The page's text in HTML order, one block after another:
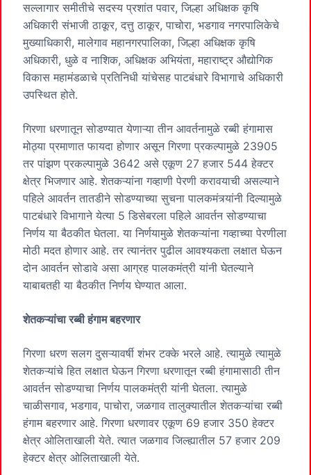
सल्लागार समीतीचे सदस्य प्रशांत पवार, जिल्हा अधिक्षक कृषि
अधिकारी संभाजी ठाकूर, दत्तु ठाकूर, पाचोरा, भडगाव नगरपालिकेचे
मुख्याधिकारी, मालेगाव महानगरपालिका, जिल्हा अधिक्षक कृषि
अधिकारी, धुळे व नाशिक, अधिक्षक अभियंता, महाराष्ट्र औद्योगिक
विकास महामंडळाचे प्रतिनिधी यांचेसह पाटबंधारे विभागाचे अधिकारी
उपस्थित होते.
गिरणा धरणातून सोडण्यात येणाऱ्या तीन आवर्तनामुळे रब्बी हंगामास
मोठ्या प्रमाणात फायदा होणार असून गिरणा प्रकल्पामुळे 23905
तर पांझण प्रकल्पामुळे 3642 असे एकूण 27 हजार 544 हेक्टर
क्षेत्र भिजणार आहे. शेतकऱ्यांना गव्हाणी पेरणी करावयाची असल्याने
पहिले आवर्तन तातडीने सोडण्याच्या सुचना पालकमंत्र्यांनी दिल्यामुळे
पाटबंधारे विभागाने येत्या 5 डिसेबरला पहिले आवर्तन सोडण्याचा
निर्णय या बैठकीत घेतला. या निर्णयामुळे शेतकऱ्यांना गव्हाच्या पेरणीला
मोठी मदत होणार आहे. तर त्यानंतर पुढील आवश्यकता लक्षात घेऊन
दोन आवर्तन सोडावे असा आग्रह पालकमंत्री यांनी घेतल्याने
याबाबतही या बैठकीत निर्णय घेण्यात आला.
शेतकऱ्यांचा रब्बी हंगाम बहरणार
गिरणा धरण सलग दुसऱ्यावर्षी शंभर टक्के भरले आहे. त्यामुळे त्यामुळे
शेतकऱ्यांचे हित लक्षात घेऊन गिरणा धरणातून रब्बी हंगामासाठी तीन
आवर्तन सोडण्याचा निर्णय पालकमंत्री यांनी घेतला. त्यामुळे
चाळीसगाव, भडगाव, पाचोरा, जळगाव तालुक्यातील शेतकऱ्यांचा रब्बी
हंगाम बहरणार आहे. गिरणा धरणावर एकूण 69 हजार 350 हेक्टर
क्षेत्र ओलिताखाली येते. त्यात जळगाव जिल्ह्यातील 57 हजार 209
हेक्टर क्षेत्र ओलिताखाली येते.